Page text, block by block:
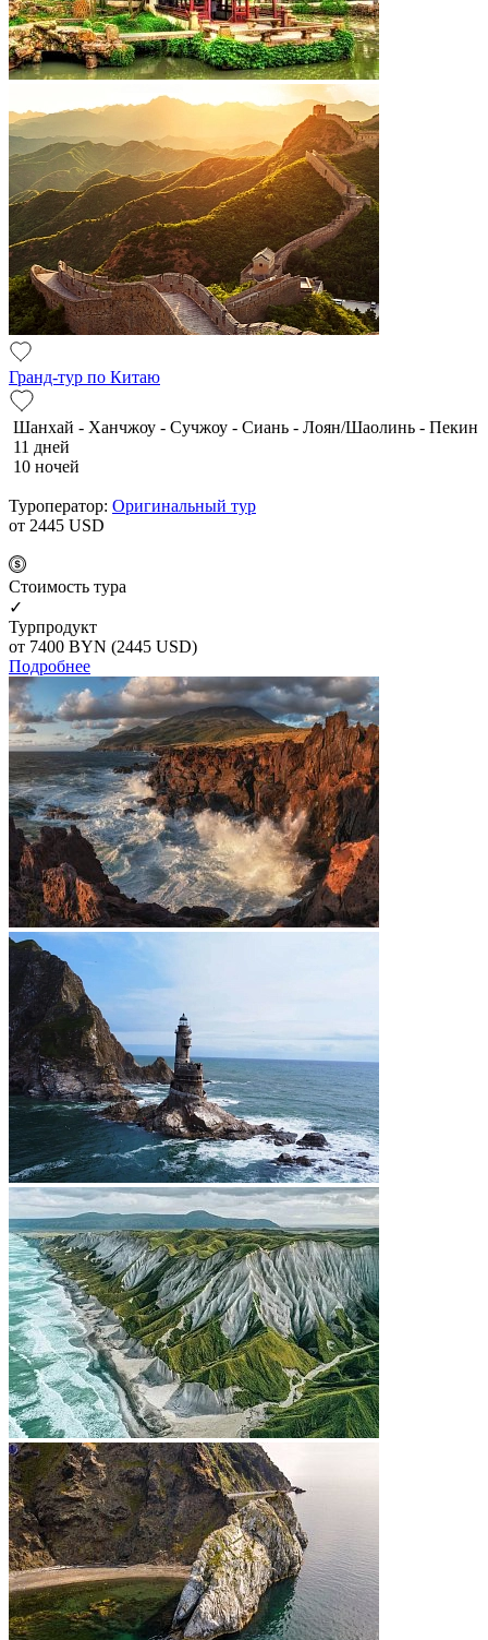
Гранд-тур по Китаю
Шанхай - Ханчжоу - Сучжоу - Сиань - Лоян/Шаолинь - Пекин
11 дней
10 ночей
Туроператор: Оригинальный тур
от 2445 USD
Cтоимость тура
✓
Турпродукт
от 7400 BYN (2445 USD)
Подробнее